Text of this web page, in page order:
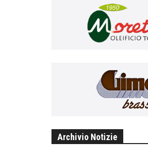
Archivio Notizie